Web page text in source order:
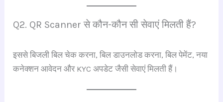
Q2. QR Scanner से कौन-कौन सी सेवाएं मिलती हैं?
इससे बिजली बिल चेक करना, बिल डाउनलोड करना, बिल पेमेंट, नया
कनेक्शन आवेदन और KYC अपडेट जैसी सेवाएं मिलती हैं।